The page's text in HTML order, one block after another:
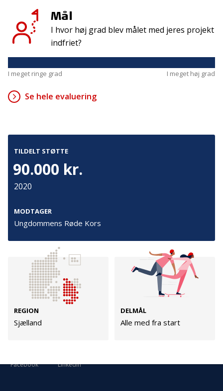
Mål
I hvor høj grad blev målet med jeres projekt
indfriet?
I meget ringe grad I meget høj grad
Se hele evaluering
TILDELT STØTTE
90.000 kr.
2020
MODTAGER
Ungdommens Røde Kors
REGION
Sjælland
DELMÅL
Alle med fra start
TrygFonden
T:45 26 08 00
info@trygfonden.dk
T:45 26 08 26
Denmark
Cookies
Persondata
TryghedsGruppen
LinkedIn
TrygFonden
Facebook LinkedIn